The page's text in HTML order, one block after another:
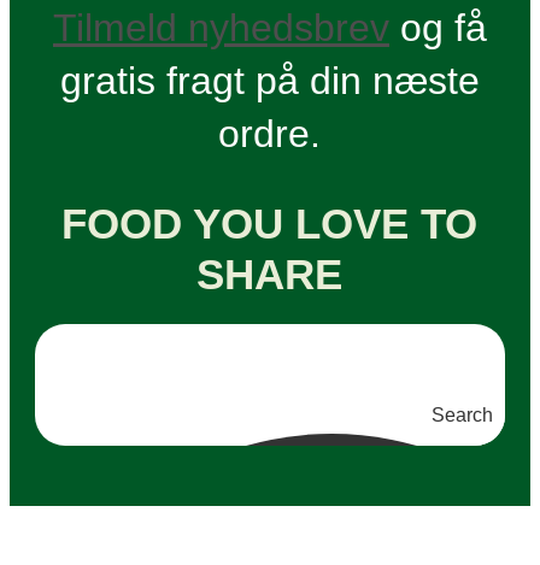
Tilmeld nyhedsbrevog få
gratis fragt på din næste
ordre.
FOOD YOU LOVE TO
SHARE
Search